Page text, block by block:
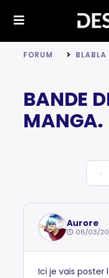
FORUM BLABLA
BANDE
MANGA.
‹
Aurore
06/03/
Ici je vais poster